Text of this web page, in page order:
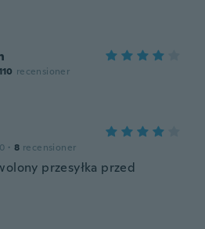
recensioner
· 8 recensioner
przesyłka przed